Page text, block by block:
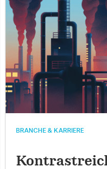
BRANCHE & KARRIERE